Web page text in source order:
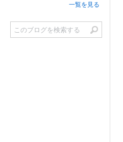
一覧を見る